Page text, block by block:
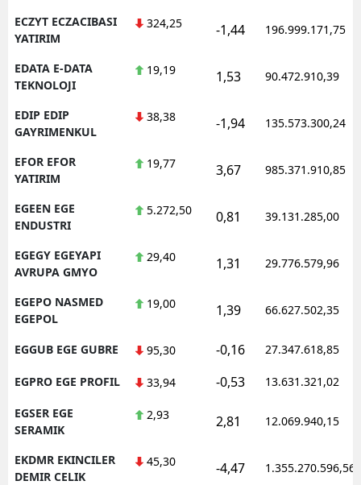
ECZYT ECZACIBASI
YATIRIM
324,25 -1,44 196.999.171,75
EDATA E-DATA
TEKNOLOJI
19,19 1,53 90.472.910,39
EDIP EDIP
GAYRIMENKUL
38,38 -1,94 135.573.300,24
EFOR EFOR
YATIRIM
19,77 3,67 985.371.910,85
EGEEN EGE
ENDUSTRI
5.272,50 0,81 39.131.285,00
EGEGY EGEYAPI
AVRUPA GMYO
29,40 1,31 29.776.579,96
EGEPO NASMED
EGEPOL
19,00 1,39 66.627.502,35
EGGUB EGE GUBRE 95,30 -0,16 27.347.618,85
EGPRO EGE PROFIL 33,94 -0,53 13.631.321,02
EGSER EGE
SERAMIK
2,93 2,81 12.069.940,15
EKDMR EKINCILER
DEMIR CELIK
45,30 -4,47 1.355.270.596,56